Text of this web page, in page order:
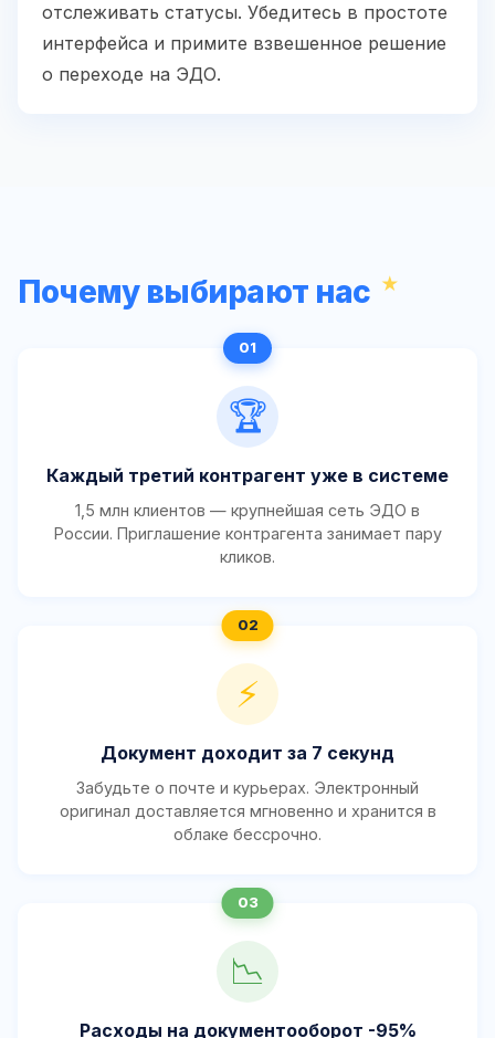
отслеживать статусы. Убедитесь в простоте
интерфейса и примите взвешенное решение
о переходе на ЭДО.
Почему выбирают нас
🏆
Каждый третий контрагент уже в системе
1,5 млн клиентов — крупнейшая сеть ЭДО в
России. Приглашение контрагента занимает пару
кликов.
⚡
Документ доходит за 7 секунд
Забудьте о почте и курьерах. Электронный
оригинал доставляется мгновенно и хранится в
облаке бессрочно.
📉
Расходы на документооборот -95%